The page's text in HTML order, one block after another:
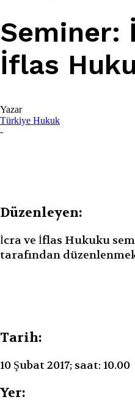
Seminer:
İflas
Yazar
Türkiye Hukuk
-
Düzenleyen:
İcra ve İflas Hukuku
tarafından
Tarih:
10 Şubat 2017; saat: 10.00
Yer: